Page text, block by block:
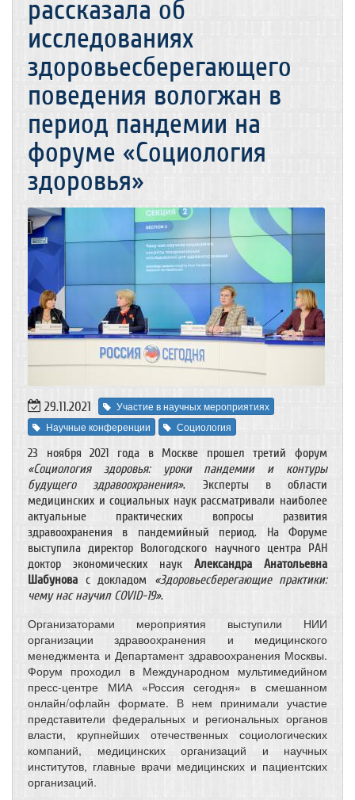
рассказала об
исследованиях
здоровьесберегающего
поведения вологжан в
период пандемии на
форуме «Социология
здоровья»
29.11.2021
Участие в научных мероприятиях
Научные конференции
Социология
23 ноября 2021 года в Москве прошел третий форум
«Социология здоровья: уроки пандемии и контуры
будущего здравоохранения». Эксперты в области
медицинских и социальных наук рассматривали наиболее
актуальные практических вопросы развития
здравоохранения в пандемийный период. На Форуме
выступила директор Вологодского научного центра РАН
доктор экономических наук Александра Анатольевна
Шабунова с докладом «Здоровьесберегающие практики:
чему нас научил COVID-19».
Организаторами мероприятия выступили НИИ
организации здравоохранения и медицинского
менеджмента и Департамент здравоохранения Москвы.
Форум проходил в Международном мультимедийном
пресс-центре МИА «Россия сегодня» в смешанном
онлайн/офлайн формате. В нем принимали участие
представители федеральных и региональных органов
власти, крупнейших отечественных социологических
компаний, медицинских организаций и научных
институтов, главные врачи медицинских и пациентских
организаций.